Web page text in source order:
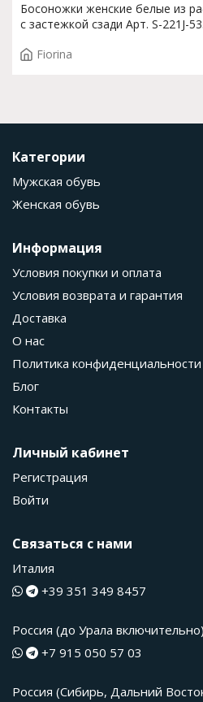
Босоножки женские белые из
с застежкой сзади Арт. S-221J-
Fiorina
Категории
Мужская обувь
Женская обувь
Информация
Условия покупки и оплата
Условия возврата и гарантия
Доставка
О нас
Политика конфиденциальности
Блог
Контакты
Личный кабинет
Регистрация
Войти
Связаться с нами
Италия
+39 351 349 8457
Россия (до Урала включительно)
+7 915 050 57 03
Россия (Сибирь, Дальний